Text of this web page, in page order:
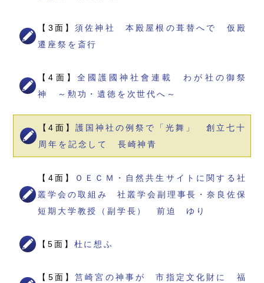
【3面】須佐神社 本殿屋根の葺替へで 仮殿
遷座祭を斎行
【4面】 全國護國神社會連載 わが社の御祭
神 ～勲功・遺徳を次世代へ～
【4面】 護国神社の例祭で「光舞」 創立七十
周年を記念して 長崎神青
【4面】
ＯＥＣＭ・自然共生サイトに関する社
叢学会の取組み 社叢学会副理事長・奈良佐保
短期大学教授（副学長） 前迫 ゆり
【5面】 杜に想ふ
【5面】筥崎宮の神事が 市指定文化財に 福